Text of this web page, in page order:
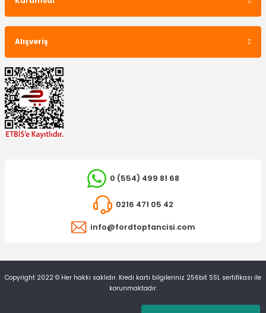
Alışveriş
0 (554) 499 81 68
0216 471 05 42
info@fordtoptancisi.com
Copyright 2022 © Her hakkı saklıdır. Kredi kartı bilgileriniz 256bit SSL sertifikası ile
korunmaktadır.